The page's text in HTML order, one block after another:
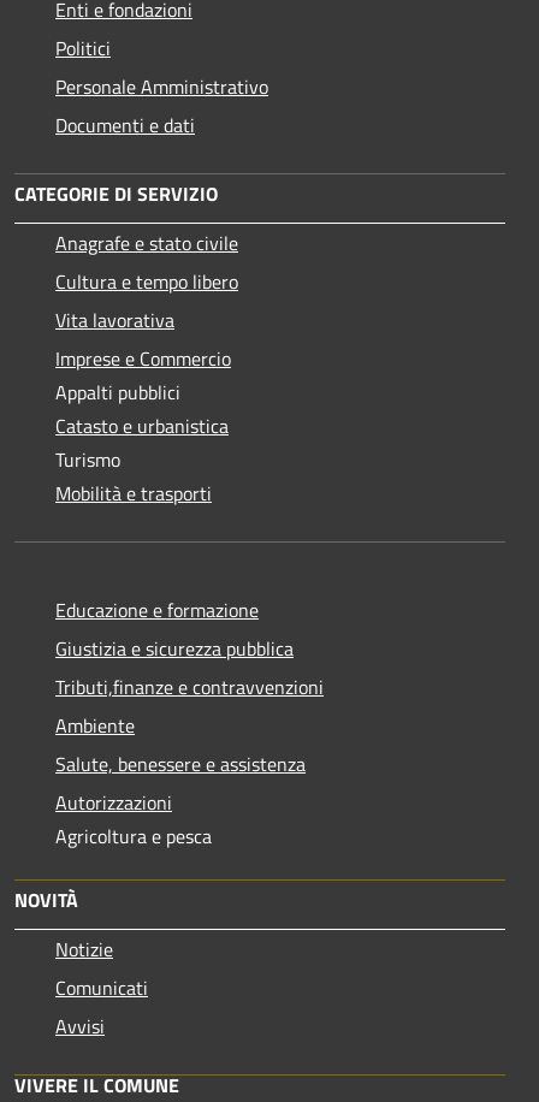
Enti e fondazioni
Politici
Personale Amministrativo
Documenti e dati
CATEGORIE DI SERVIZIO
Anagrafe e stato civile
Cultura e tempo libero
Vita lavorativa
Imprese e Commercio
Appalti pubblici
Catasto e urbanistica
Turismo
Mobilità e trasporti
Educazione e formazione
Giustizia e sicurezza pubblica
Tributi,finanze e contravvenzioni
Ambiente
Salute, benessere e assistenza
Autorizzazioni
Agricoltura e pesca
NOVITÀ
Notizie
Comunicati
Avvisi
VIVERE IL COMUNE